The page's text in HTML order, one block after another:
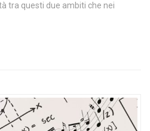
tra questi due ambiti che nei